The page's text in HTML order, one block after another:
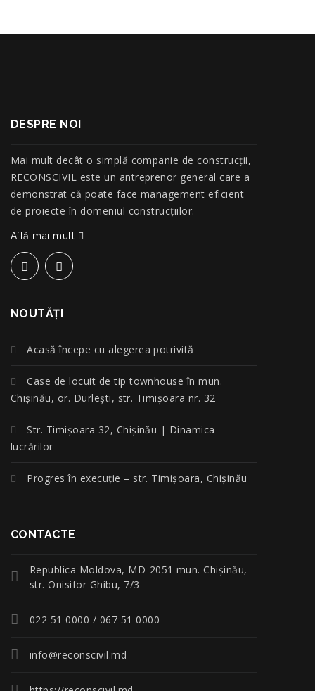
DESPRE NOI
Mai mult decât o simplă companie de construcţii,
RECONSCIVIL este un antreprenor general care a
demonstrat că poate face management eficient
de proiecte în domeniul construcțiilor.
Află mai mult
NOUTĂŢI
Acasă începe cu alegerea potrivită
Case de locuit de tip townhouse în mun.
Chișinău, or. Durlești, str. Timișoara nr. 32
Str. Timișoara 32, Chișinău | Dinamica
lucrărilor
Progres în execuție – str. Timișoara, Chișinău
CONTACTE
Republica Moldova, MD-2051 mun. Chişinău,
str. Onisifor Ghibu, 7/3
022 51 0000 / 067 51 0000
info@reconscivil.md